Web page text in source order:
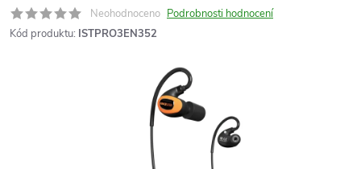
Neohodnoceno Podrobnosti hodnocení
Kód produktu: ISTPRO3EN352